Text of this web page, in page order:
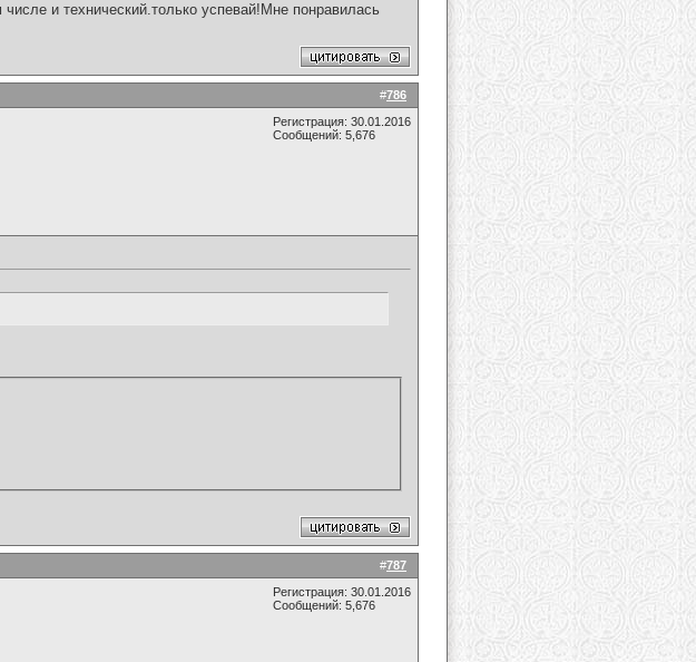
и технический.только успевай!Мне понравилась
#786
Регистрация: 30.01.2016
Сообщений: 5,676
#787
Регистрация: 30.01.2016
Сообщений: 5,676